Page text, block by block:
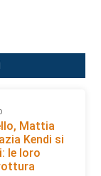
Mattia
Kendi si
le loro